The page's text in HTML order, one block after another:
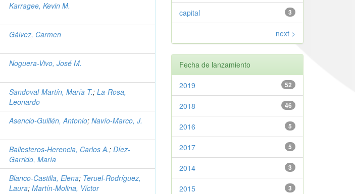
Karragee, Kevin M.
Gálvez, Carmen
Noguera-Vivo, José M.
Sandoval-Martín, María T.;La-Rosa,
Leonardo
Asencio-Guillén, Antonio;Navío-Marco, J.
Ballesteros-Herencia, Carlos A.;Díez-
Garrido, María
Blanco-Castilla, Elena; Teruel-Rodríguez,
Laura;Martín-Molina, Víctor
3
capital
next >
Fecha de lanzamiento
52
2019
46
2018
5
2016
5
2017
3
2014
3
2015